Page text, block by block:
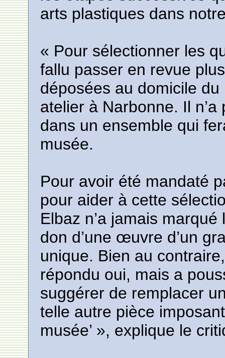
arts plastiques dans
« Pour sélectionner les
fallu passer en revue
déposées au domicile
atelier à Narbonne. Il
dans un ensemble qui
musée.
Pour avoir été mandaté
pour aider à cette
Elbaz n’a jamais
don d’une œuvre d’un
unique. Bien au
répondu oui, mais a
suggérer de remplacer
telle autre pièce
musée’ », explique le